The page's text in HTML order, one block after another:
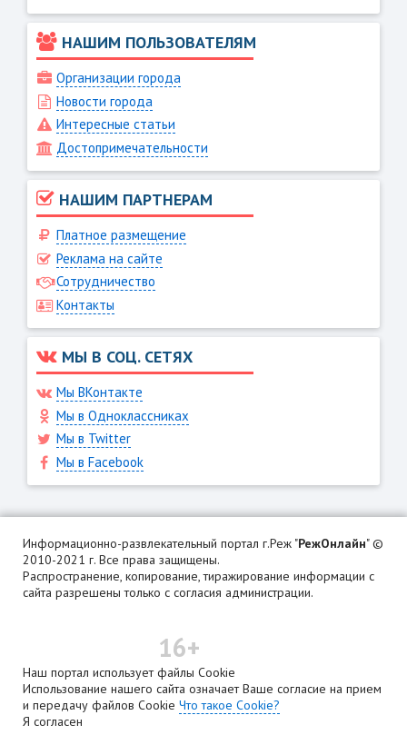
НАШИМ ПОЛЬЗОВАТЕЛЯМ
Организации города
Новости города
Интересные статьи
Достопримечательности
НАШИМ ПАРТНЕРАМ
Платное размещение
Реклама на сайте
Сотрудничество
Контакты
МЫ В СОЦ. СЕТЯХ
Мы ВКонтакте
Мы в Одноклассниках
Мы в Twitter
Мы в Facebook
Информационно-развлекательный портал г.Реж "РежОнлайн" ©
2010-2021 г. Все права защищены.
Распространение, копирование, тиражирование информации с
сайта разрешены только с согласия администрации.
16+
Наш портал использует файлы Cookie
Использование нашего сайта означает Ваше согласие на прием
и передачу файлов Cookie Что такое Cookie?
Я согласен